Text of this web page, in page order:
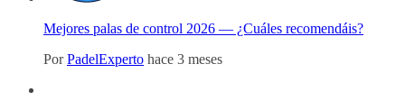
Mejores palas de control 2026 — ¿Cuáles recomendáis?
PorPadelExperto hace 3 meses